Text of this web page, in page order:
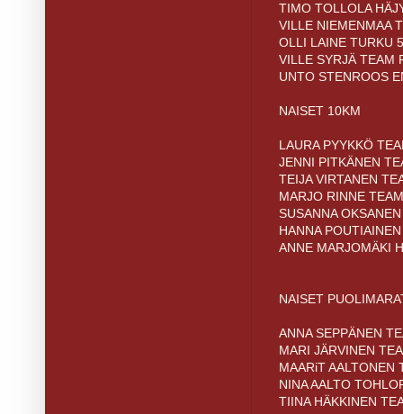
TIMO TOLLOLA
VILLE NIEMENMAA
OLLI LAINE TURKU
VILLE SYRJÄ TEAM
UNTO STENROOS
NAISET 10KM
LAURA PYYKKÖ
JENNI PITKÄNEN
TEIJA VIRTANEN
MARJO RINNE
SUSANNA
HANNA
ANNE MARJOMÄKI
NAISET
ANNA SEPPÄNEN
MARI JÄRVINEN
MAARiT AALTONEN
NINA AALTO
TIINA HÄKKINEN